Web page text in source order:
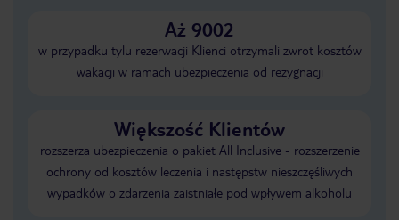
Aż 9002
w przypadku tylu rezerwacji Klienci otrzymali zwrot kosztów
wakacji w ramach ubezpieczenia od rezygnacji
Większość Klientów
rozszerza ubezpieczenia o pakiet All Inclusive - rozszerzenie
ochrony od kosztów leczenia i następstw nieszczęśliwych
wypadków o zdarzenia zaistniałe pod wpływem alkoholu